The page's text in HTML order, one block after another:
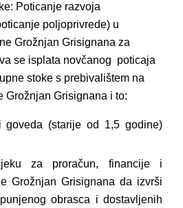
Poticanje razvoja
poljoprivrede) u
Grožnjan Grisignana za
se isplata novčanog poticaja
stoke s prebivalištem na
Grožnjan Grisignana i to:
(starije od 1,5 godine)
za proračun, financije i
Grožnjan Grisignana da izvrši
obrasca i dostavljenih